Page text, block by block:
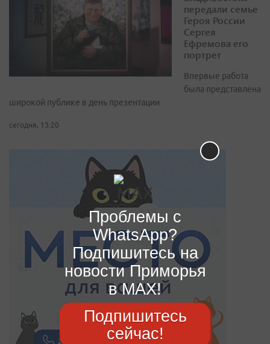
передали семье
Героя России
Сергея
Ефремова его
портрет
Впервые работа
была представлена
широкой публике в день презентации
сегодня, 13:20
Проблемы с
WhatsApp?
Подпишитесь на
новости Приморья
в MAX!
Подпишитесь
сейчас!